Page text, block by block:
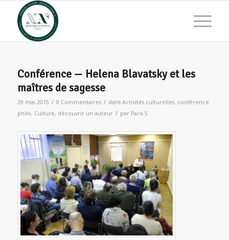
Conférence — Helena Blavatsky et les
maîtres de sagesse
29 mai 2015 / 0 Commentaires / dans Activités culturelles, conférence
philo, Culture, découvrir un auteur / par Paris 5